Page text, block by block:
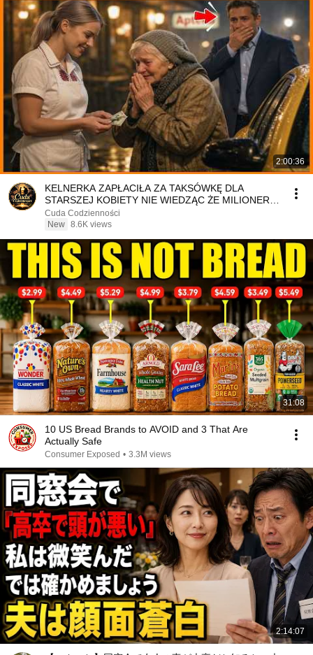
2:00:36
KELNERKA ZAPŁACIŁA ZA TAKSÓWKĘ DLA
STARSZEJ KOBIETY NIE WIEDZĄC ŻE MILIONER
PATRZY
Cuda Codzienności
New 8.6K views
31:08
10 US Bread Brands to AVOID and 3 That Are
Actually Safe
Consumer Exposed • 3.3M views
2:14:07